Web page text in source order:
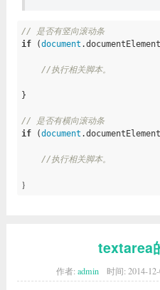
              oldHeight =
            }
else if (dir
                position:
              oldHeight =
          }
        });
        $(
window).scroll(
document
            }
          }
else if ((dir
// 是否有竖向滚动条
if (document
//执行相关脚本。
}
// 是否有横向滚动条
if (document
//执行相关脚本。
｝
textarea
作者: admin 时间: 2014-